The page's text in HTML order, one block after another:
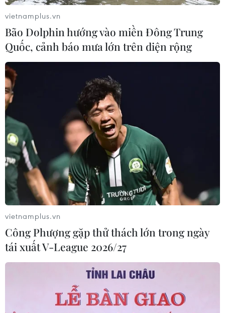
vietnamplus.vn
Bão Dolphin hướng vào miền Đông Trung
Quốc, cảnh báo mưa lớn trên diện rộng
vietnamplus.vn
Công Phượng gặp thử thách lớn trong ngày
tái xuất V-League 2026/27